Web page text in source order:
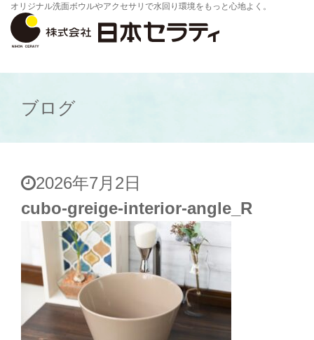
オリジナル洗面ボウルやアクセサリで水回り環境をもっと心地よく。
ブログ
2026年7月2日
cubo-greige-interior-angle_R